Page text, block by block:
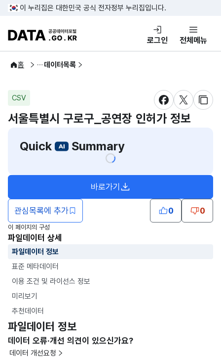
콘텐츠 바로가기
푸터 바로가기
이 누리집은 대한민국 공식 전자정부 누리집입니다.
DATA.GO.KR 공공데이터포털
로그인 전체메뉴
홈
공공데이터 데이터목록
CSV
새창 열림새창 열림
새창
서울특별시 구로구_공연장 인허가 정보
Quick
Summary
관심목록에 추가
새창열림
바로가기
0 0
이 페이지의 구성
파일데이터 상세
파일데이터 정보
표준 메타데이터
이용 조건 및 라이선스 정보
미리보기
추천데이터
파일데이터 정보
데이터 오류·개선 의견이 있으신가요?
데이터 개선요청